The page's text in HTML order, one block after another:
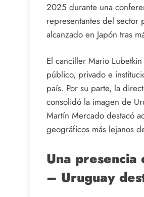
2025 durante una
representantes del sector
alcanzado en Japón tras
El canciller Mario
público, privado e
país. Por su parte, la
consolidó la imagen de
Martín Mercado destacó
geográficos más lejanos
Una presencia
– Uruguay